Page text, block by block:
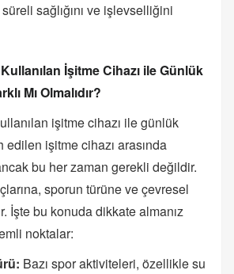
süreli sağlığını ve işlevselliğini
İşitme Cihazı ile Günlük
Mı Olmalıdır?
işitme cihazı ile günlük
edilen işitme cihazı arasında
bu her zaman gerekli değildir.
sporun türüne ve çevresel
İşte bu konuda dikkate almanız
noktalar:
Bazı spor aktiviteleri, özellikle su